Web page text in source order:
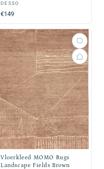
Verkoper:
DESSO
Normale
prijs
€149
Vloerkleed MOMO Rugs
Landscape Fields Brown